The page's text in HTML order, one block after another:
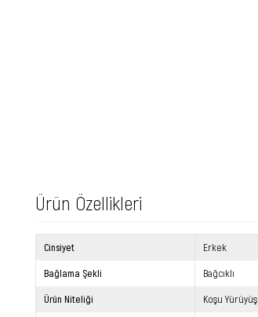
Ürün Özellikleri
Cinsiyet Erkek
Bağlama Şekli Bağcıklı
Ürün Niteliği Koşu Yürüyüş